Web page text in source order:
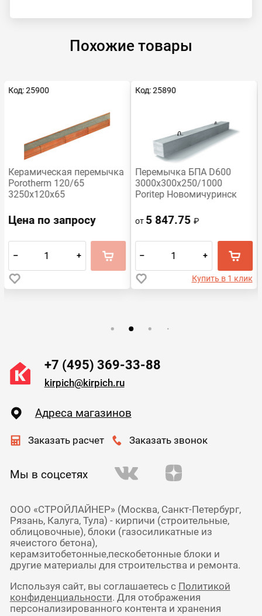
Похожие товары
Код: 25900
Керамическая перемычка
Porotherm 120/65
3250х120х65
Цена по запросу
– +
Код: 25890
Перемычка БПА D600
3000х300х250/1000
Poritep Новомичуринск
от 5 847.75₽
– +
Купить в 1 клик
+7 (495) 369-33-88
kirpich@kirpich.ru
Адреса магазинов
Заказать расчет Заказать звонок
Мы в соцсетях
ООО «СТРОЙЛАЙНЕР» (Москва, Санкт-Петербург,
Рязань, Калуга, Тула) - кирпичи (строительные,
облицовочные), блоки (газосиликатные из
ячеистого бетона),
керамзитобетонные,пескобетонные блоки и
другие материалы для строительства и ремонта.
Используя сайт, вы соглашаетесь с Политикой
конфиденциальности. Для отображения
персонализированного контента и хранения